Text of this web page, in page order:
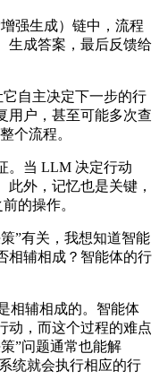
强生成）链中，流程
生成答案，最后反馈给
自主决定下一步的行
用户，甚至可能多次查
个流程。
当 LLM 决定行动
外，记忆也是关键，
的操作。
”有关，我想知道智能
相辅相成？智能体的行
相辅相成的。智能体
动，而这个过程的难点
”问题通常也能解
统就会执行相应的行